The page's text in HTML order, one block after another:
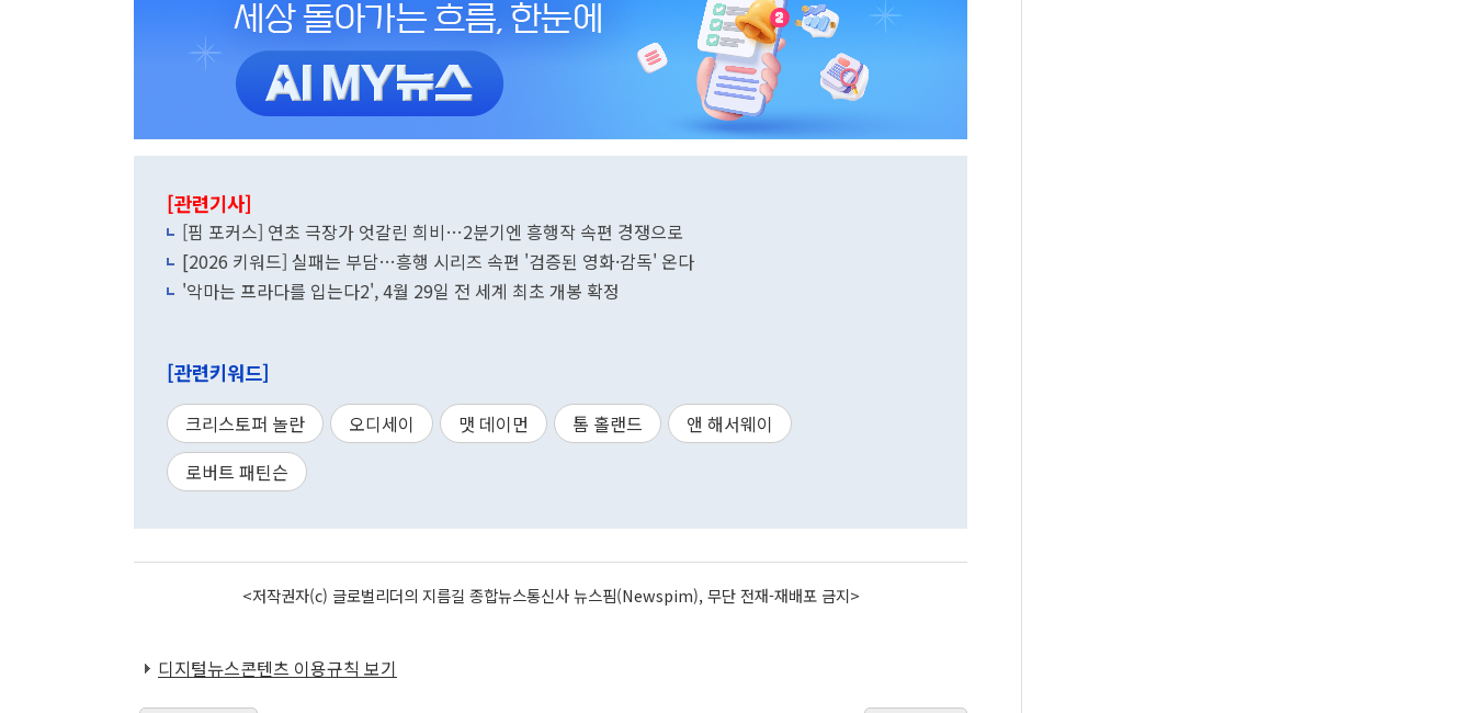
[관련기사]
[핌 포커스] 연초 극장가 엇갈린 희비…2분기엔 흥행작 속편 경쟁으로
[2026 키워드] 실패는 부담…흥행 시리즈 속편 '검증된 영화·감독' 온다
'악마는 프라다를 입는다2', 4월 29일 전 세계 최초 개봉 확정
[관련키워드]
크리스토퍼 놀란 오디세이 맷 데이먼 톰 홀랜드
앤 해서웨이
로버트 패틴슨
<저작권자(c) 글로벌리더의 지름길 종합뉴스통신사 뉴스핌(Newspim), 무단 전재-재배포 금지>
디지털뉴스콘텐츠 이용규칙 보기